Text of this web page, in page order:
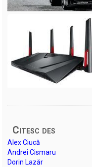
Citesc des
Alex Ciucă
Andrei Cismaru
Dorin Lazăr